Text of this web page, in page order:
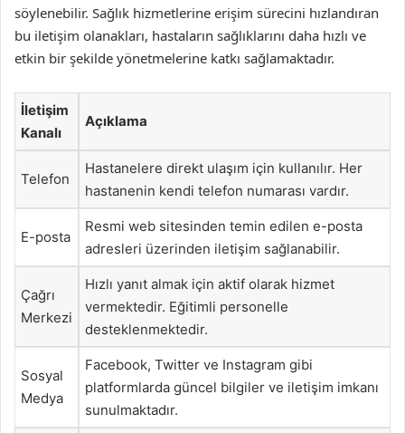
söylenebilir. Sağlık hizmetlerine erişim sürecini hızlandıran
bu iletişim olanakları, hastaların sağlıklarını daha hızlı ve
etkin bir şekilde yönetmelerine katkı sağlamaktadır.
İletişim
Kanalı
Açıklama
Telefon
Hastanelere direkt ulaşım için kullanılır. Her
hastanenin kendi telefon numarası vardır.
E-posta
Resmi web sitesinden temin edilen e-posta
adresleri üzerinden iletişim sağlanabilir.
Çağrı
Merkezi
Hızlı yanıt almak için aktif olarak hizmet
vermektedir. Eğitimli personelle
desteklenmektedir.
Sosyal
Medya
Facebook, Twitter ve Instagram gibi
platformlarda güncel bilgiler ve iletişim imkanı
sunulmaktadır.